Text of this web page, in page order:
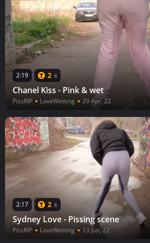
2:19 2 5
Chanel Kiss - Pink & wet
PissRIP LoveWetting 29 Apr, 22
2:17 2 5
Sydney Love - Pissing scene
PissRIP LoveWetting 13 Jun, 22